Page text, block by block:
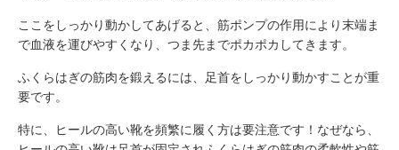
ここをしっかり動かしてあげると、筋ポンプの作用により末端ま
で血液を運びやすくなり、つま先までポカポカしてきます。
ふくらはぎの筋肉を鍛えるには、足首をしっかり動かすことが重
要です。
特に、ヒールの高い靴を頻繁に履く方は要注意です！なぜなら、